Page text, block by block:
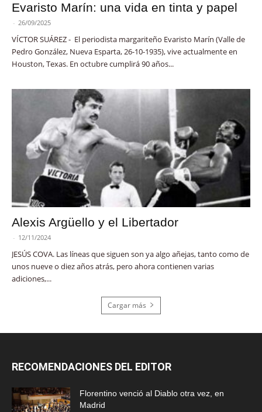
Evaristo Marín: una vida en tinta y papel
- 26/09/2025
VÍCTOR SUÁREZ - El periodista margariteño Evaristo Marín (Valle de
Pedro González, Nueva Esparta, 26-10-1935), vive actualmente en
Houston, Texas. En octubre cumplirá 90 años...
Alexis Argüello y el Libertador
- 12/11/2024
JESÚS COVA. Las líneas que siguen son ya algo añejas, tanto como de
unos nueve o diez años atrás, pero ahora contienen varias
adiciones,...
Cargar más
RECOMENDACIONES DEL EDITOR
Florentino venció al Diablo otra vez, en
Madrid